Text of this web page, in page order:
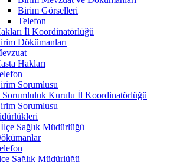
Birim Görselleri
Telefon
İl Koordinatörlüğü
Dökümanları
Hakları
Sorumlusu
Sorumluluk Kurulu İl Koordinatörlüğü
Sorumlusu
Sağlık Müdürlüğü
Sağlık Müdürlüğü